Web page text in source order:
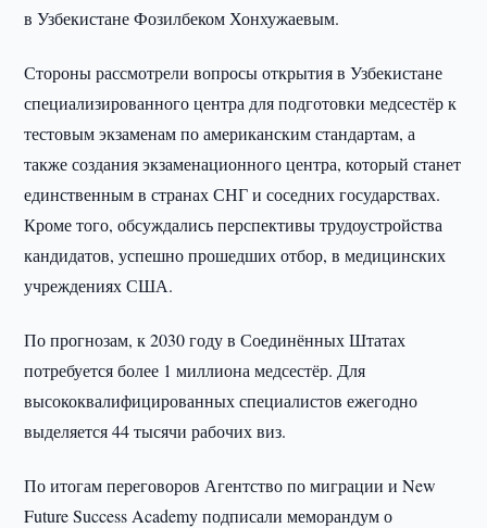
в Узбекистане Фозилбеком Хонхужаевым.
Стороны рассмотрели вопросы открытия в Узбекистане
специализированного центра для подготовки медсестёр к
тестовым экзаменам по американским стандартам, а
также создания экзаменационного центра, который станет
единственным в странах СНГ и соседних государствах.
Кроме того, обсуждались перспективы трудоустройства
кандидатов, успешно прошедших отбор, в медицинских
учреждениях США.
По прогнозам, к 2030 году в Соединённых Штатах
потребуется более 1 миллиона медсестёр. Для
высококвалифицированных специалистов ежегодно
выделяется 44 тысячи рабочих виз.
По итогам переговоров Агентство по миграции и New
Future Success Academy подписали меморандум о